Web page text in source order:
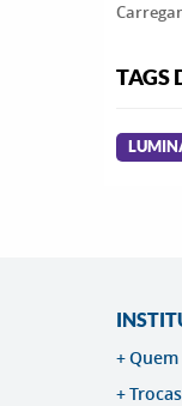
TAGS